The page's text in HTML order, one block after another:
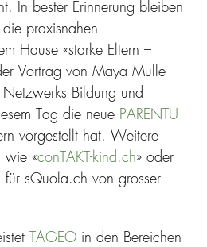
In bester Erinnerung bleiben
praxisnahen
Hause «starke Eltern –
Vortrag von Maya Mulle
Netzwerks Bildung und
Tag die neue PARENTU-
vorgestellt hat. Weitere
wie «conTAKT-kind.ch» oder
für sQuola.ch von grosser
TAGEO in den Bereichen